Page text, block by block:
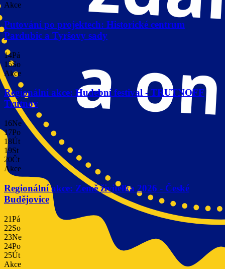
Akce
Putování po projektech: Historické centrum
Pardubic a Tyršovy sady
14Pá
15So
Akce
Regionální akce: Hudební festival - TRUTNOFF
Trutnov
16Ne
17Po
18Út
19St
20Čt
Akce
Regionální akce: Země živitelka 2026 - České
Budějovice
21Pá
22So
23Ne
24Po
25Út
Akce